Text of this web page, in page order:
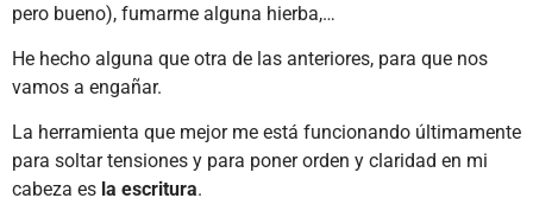
pero bueno), fumarme alguna hierba,…
He hecho alguna que otra de las anteriores, para que nos
vamos a engañar.
La herramienta que mejor me está funcionando últimamente
para soltar tensiones y para poner orden y claridad en mi
cabeza es la escritura.